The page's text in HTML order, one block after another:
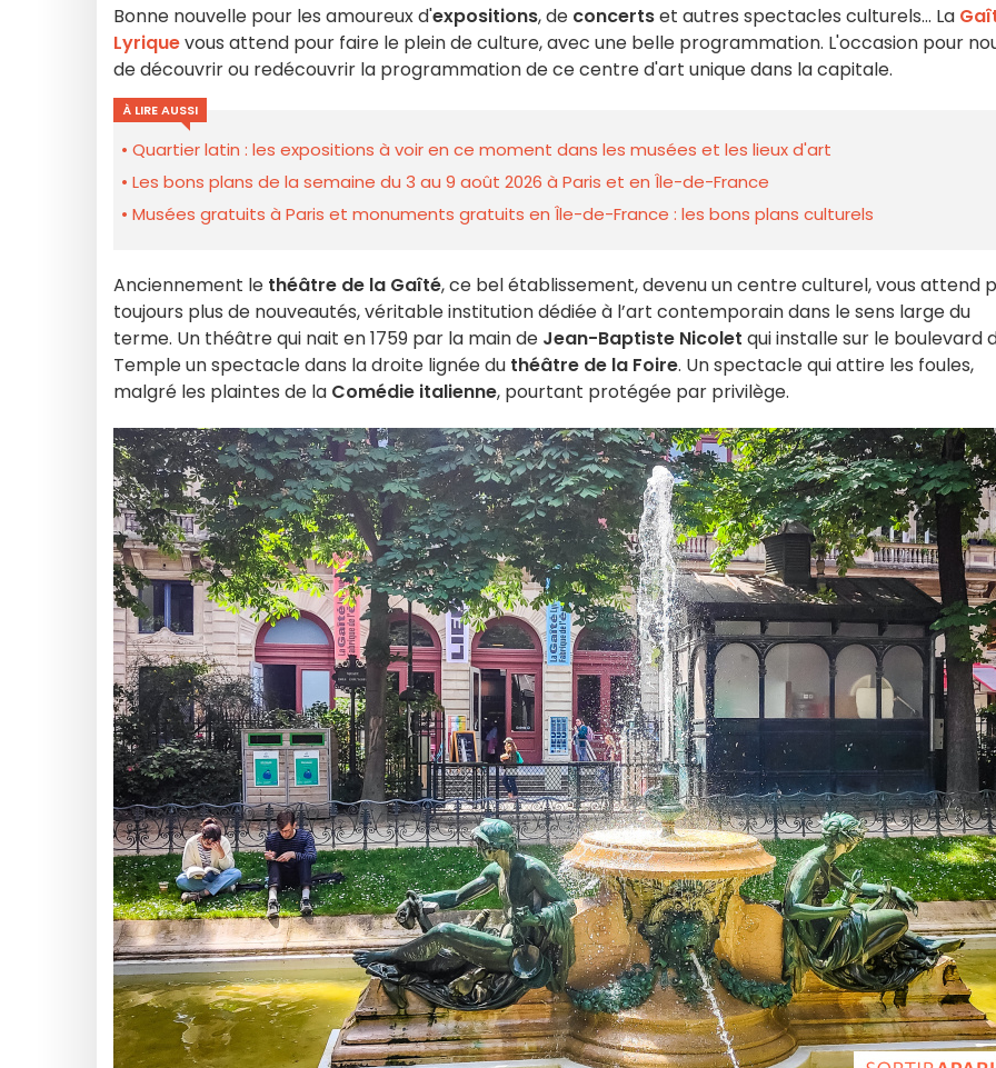
Bonne nouvelle pour les amoureux d'expositions, de concertset autres spectacles culturels... La
Lyriquevous attend pour faire le plein de culture, avec une belle programmation. L'occasion pour
de découvrir ou redécouvrir la programmation de ce centre d'art unique dans la capitale.
À LIRE AUSSI
Quartier latin : les expositions à voir en ce moment dans les musées et les lieux d'art
Les bons plans de la semaine du 3 au 9 août 2026 à Paris et en Île-de-France
Musées gratuits à Paris et monuments gratuits en Île-de-France : les bons plans culturels
Anciennement le théâtre de la Gaîté, ce bel établissement, devenu un centre culturel, vous attend
toujours plus de nouveautés, véritable institution dédiée à l’art contemporain dans le sens large du
terme. Un théâtre qui nait en 1759 par la main de Jean-Baptiste Nicolet qui installe sur le boulevard
Temple un spectacle dans la droite lignée du théâtre de la Foire. Un spectacle qui attire les foules,
malgré les plaintes de la Comédie italienne, pourtant protégée par privilège.